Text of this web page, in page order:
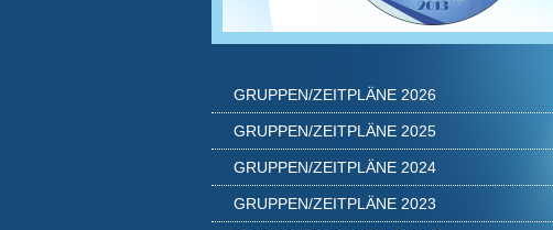
GRUPPEN/ZEITPLÄNE 2026
GRUPPEN/ZEITPLÄNE 2025
GRUPPEN/ZEITPLÄNE 2024
GRUPPEN/ZEITPLÄNE 2023